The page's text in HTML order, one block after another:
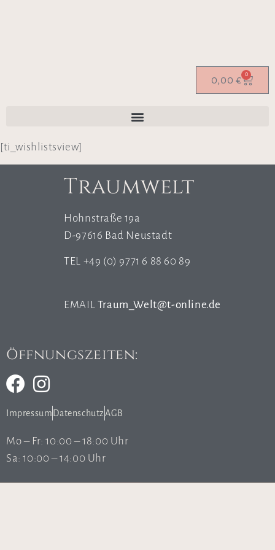
0,00 € 0
[ti_wishlistsview]
Traumwelt
Hohnstraße 19a
D-97616 Bad Neustadt
TEL +49 (0) 9771 6 88 60 89
EMAIL Traum_Welt@t-online.de
Öffnungszeiten:
ImpressumDatenschutzAGB
Mo – Fr: 10:00 – 18:00 Uhr
Sa: 10:00 – 14:00 Uhr